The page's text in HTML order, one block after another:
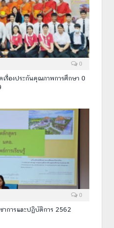
0
รื่องประกันคุณภาพการศึกษา 0
0
าการและปฏิบัติการ 2562